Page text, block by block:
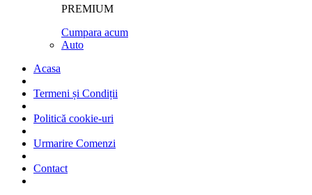
PREMIUM
Cumpara acum
Auto
Acasa
Termeni și Condiții
Politică cookie-uri
Urmarire Comenzi
Contact